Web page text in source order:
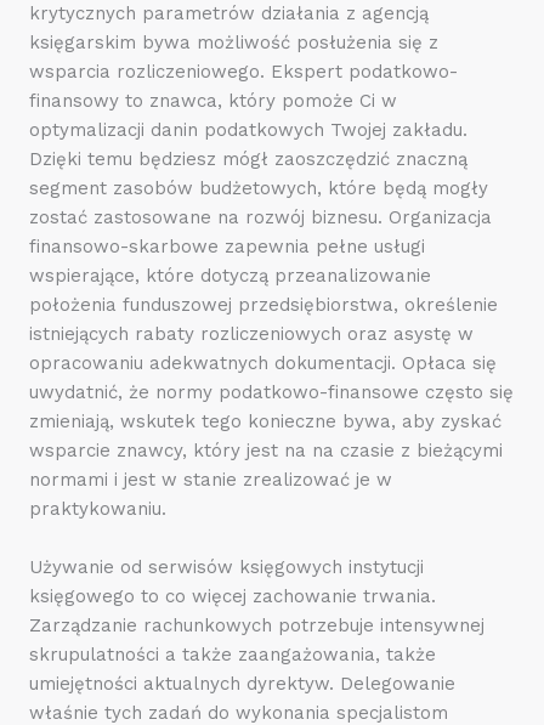
krytycznych parametrów działania z agencją
księgarskim bywa możliwość posłużenia się z
wsparcia rozliczeniowego. Ekspert podatkowo-
finansowy to znawca, który pomoże Ci w
optymalizacji danin podatkowych Twojej zakładu.
Dzięki temu będziesz mógł zaoszczędzić znaczną
segment zasobów budżetowych, które będą mogły
zostać zastosowane na rozwój biznesu. Organizacja
finansowo-skarbowe zapewnia pełne usługi
wspierające, które dotyczą przeanalizowanie
położenia funduszowej przedsiębiorstwa, określenie
istniejących rabaty rozliczeniowych oraz asystę w
opracowaniu adekwatnych dokumentacji. Opłaca się
uwydatnić, że normy podatkowo-finansowe często się
zmieniają, wskutek tego konieczne bywa, aby zyskać
wsparcie znawcy, który jest na na czasie z bieżącymi
normami i jest w stanie zrealizować je w
praktykowaniu.
Używanie od serwisów księgowych instytucji
księgowego to co więcej zachowanie trwania.
Zarządzanie rachunkowych potrzebuje intensywnej
skrupulatności a także zaangażowania, także
umiejętności aktualnych dyrektyw. Delegowanie
właśnie tych zadań do wykonania specjalistom